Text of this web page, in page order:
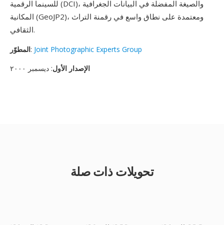
للسينما الرقمية (DCI)، والصيغة المفضلة في البيانات الجغرافية
المكانية (GeoJP2)، ومعتمدة على نطاق واسع في رقمنة التراث
الثقافي.
المطوّر: Joint Photographic Experts Group
الإصدار الأول: ديسمبر ٢٠٠٠
تحويلات ذات صلة